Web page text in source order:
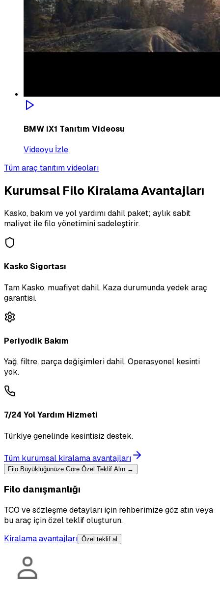
BMW iX1 Tanıtım Videosu
Videoyu İzle
Tüm araç tanıtım videoları
Kurumsal Filo Kiralama Avantajları
Kasko, bakım ve yol yardımı dahil paket; aylık sabit
maliyet ile filo yönetimini sadeleştirir.
Kasko Sigortası
Tam Kasko, muafiyet dahil. Kaza durumunda yedek araç
garantisi.
Periyodik Bakım
Yağ, filtre, parça değişimleri dahil. Operasyonel kesinti
yok.
7/24 Yol Yardım Hizmeti
Türkiye genelinde kesintisiz destek.
Tüm kurumsal kiralama avantajları
Filo Büyüklüğünüze Göre Özel Teklif Alın →
Filo danışmanlığı
TCO ve sözleşme detayları için rehberimize göz atın veya
bu araç için özel teklif oluşturun.
Kiralama avantajları Özel teklif al